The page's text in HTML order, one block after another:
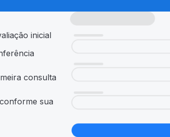
inicial
consulta
sua